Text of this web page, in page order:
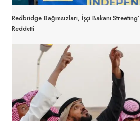
Redbridge Bağımsızları, İşçi Bakanı
Reddetti